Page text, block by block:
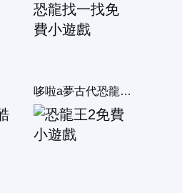
哆啦a夢古代恐龍找一找